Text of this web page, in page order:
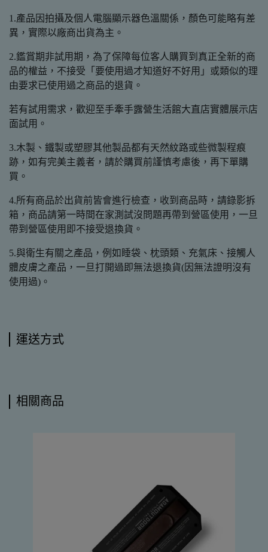
1.產品因拍攝及個人電腦顯示器色溫關係，顏色可能略有差
異，實際以廠商出貨為主。
2.鑑賞期非試用期，為了保障每位客人購買到真正全新的商
品的權益，不接受「要使用過才知道好不好用」或類似的理
由要求已使用過之商品的退貨。
若有試用需求，歡迎至手牽手露營生活館大直店實體展示店
面試用。
3.木製、鐵製或塑膠其他製品都有天然紋路或些微製程痕
跡，如有完美主義者，請於購買前謹慎考慮後，再下單購
買。
4.所有商品於出貨前皆會進行檢查，收到商品時，請錄影拆
箱，商品請第一時間在家測試沒問題再帶到營區使用，一旦
帶到營區使用即不接受退換貨。
5.與衛生有關之產品，例如睡袋、枕頭類、充氣床、接觸人
體皮膚之產品，一旦打開過即無法退換貨(因無法證明沒有
使用過)。
運送方式
相關商品